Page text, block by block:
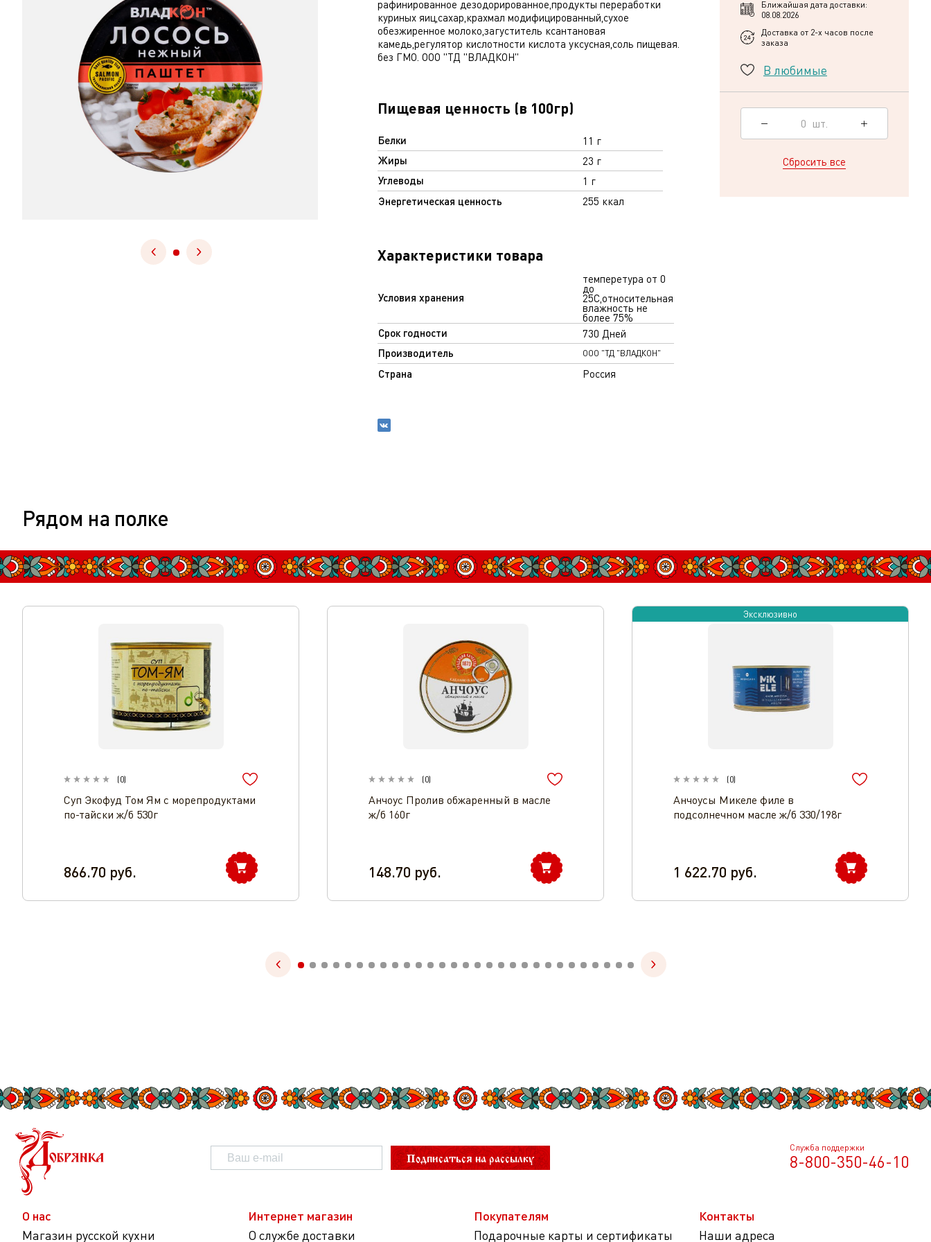
рафинированное дезодорированное,продукты переработки
куриных яиц,сахар,крахмал модифицированный,сухое
обезжиренное молоко,загуститель ксантановая
камедь,регулятор кислотности кислота уксусная,соль пищевая.
без ГМО. ООО "ТД "ВЛАДКОН"
Пищевая ценность (в 100гр)
Белки 11 г
Жиры 23 г
Углеводы 1 г
Энергетическая ценность 255 ккал
Характеристики товара
Условия хранения
темперетура от 0
до
25С,относительная
влажность не
более 75%
Срок годности 730 Дней
Производитель ООО "ТД "ВЛАДКОН"
Страна Россия
Ближайшая дата доставки:
08.08.2026
Доставка от 2-х часов после
заказа
В любимые
0 шт.
Сбросить все
Рядом на полке
(0)
Cуп Экофуд Том Ям с морепродуктами
по-тайски ж/б 530г
866.70 руб.
(0)
Анчоус Пролив обжаренный в масле
ж/б 160г
148.70 руб.
Эксклюзивно
(0)
Анчоусы Микеле филе в
подсолнечном масле ж/б 330/198г
1 622.70 руб.
Подписаться на рассылку
Служба поддержки
8-800-350-46-10
О нас
Магазин русской кухни
Интернет магазин
О службе доставки
Покупателям
Подарочные карты и сертификаты
Контакты
Наши адреса